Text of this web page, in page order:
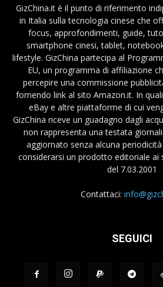
GizChina.it è il punto di riferimento
in Italia sulla tecnologia cinese che
focus, approfondimenti, guide,
smartphone cinesi, tablet,
lifestyle. GizChina partecipa al
EU, un programma di affiliazione
percepire una commissione
fornendo link al sito Amazon.it. In
eBay e altre piattaforme di cui
GizChina riceve un guadagno dagli
non rappresenta una testata
aggiornato senza alcuna
considerarsi un prodotto editoriale ai
del 7.03.2001
Contattaci:
SEGUICI